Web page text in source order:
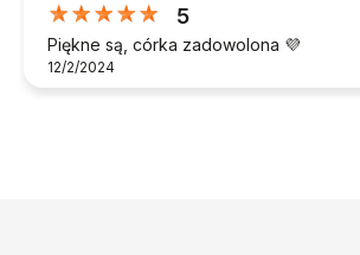
5
Piękne są, córka zadowolona 💜
12/2/2024